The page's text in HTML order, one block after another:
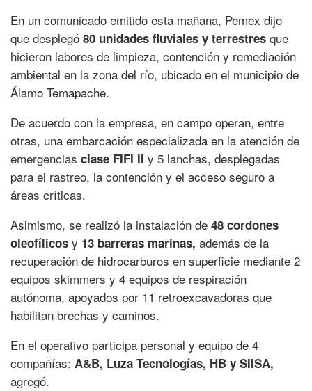
En un comunicado emitido esta mañana, Pemex dijo
que desplegó 80 unidades fluviales y terrestres que
hicieron labores de limpieza, contención y remediación
ambiental en la zona del río, ubicado en el municipio de
Álamo Temapache.
De acuerdo con la empresa, en campo operan, entre
otras, una embarcación especializada en la atención de
emergencias clase FIFI II y 5 lanchas, desplegadas
para el rastreo, la contención y el acceso seguro a
áreas críticas.
Asimismo, se realizó la instalación de 48 cordones
oleofílicos y 13 barreras marinas, además de la
recuperación de hidrocarburos en superficie mediante 2
equipos skimmers y 4 equipos de respiración
autónoma, apoyados por 11 retroexcavadoras que
habilitan brechas y caminos.
En el operativo participa personal y equipo de 4
compañías: A&B, Luza Tecnologías, HB y SIISA,
agregó.